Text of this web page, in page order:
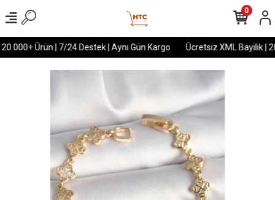
Ürün | 7/24 Destek | Aynı Gün Kargo Ücretsiz XML Bayilik |
0